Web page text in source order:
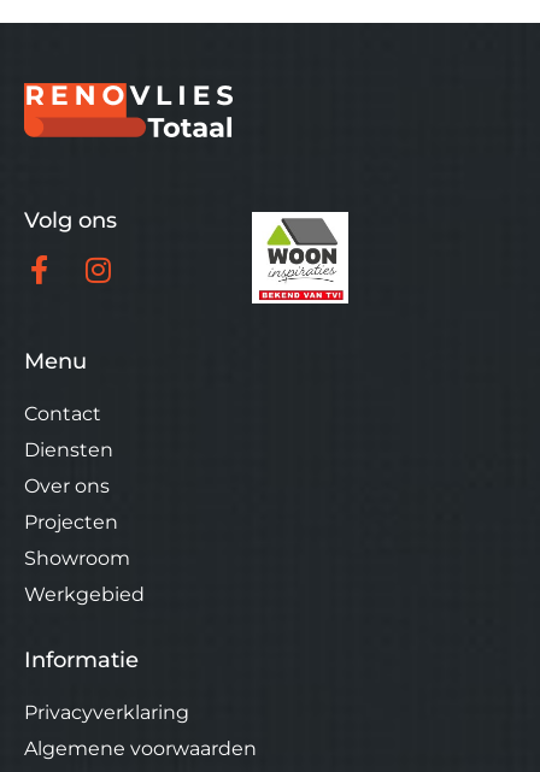
Volg ons
Menu
Contact
Diensten
Over ons
Projecten
Showroom
Werkgebied
Informatie
Privacyverklaring
Algemene voorwaarden